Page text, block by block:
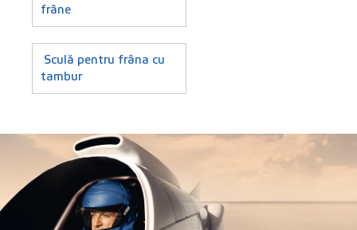
frâne
Sculă pentru frâna cu
tambur